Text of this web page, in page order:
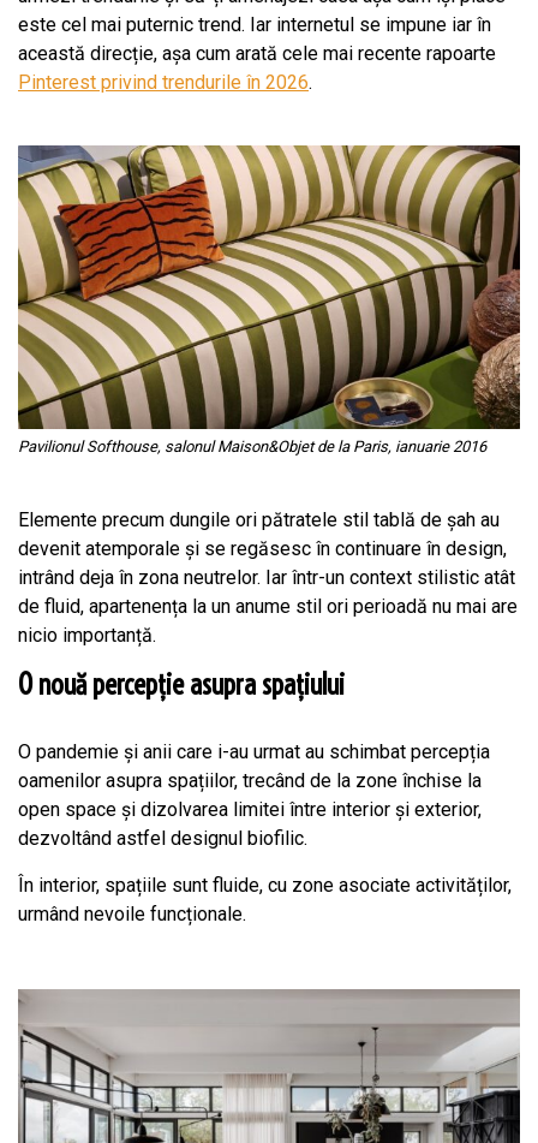
este cel mai puternic trend. Iar internetul se impune iar în
această direcție, așa cum arată cele mai recente rapoarte
Pinterest privind trendurile în 2026.
Pavilionul Softhouse, salonul Maison&Objet de la Paris, ianuarie 2016
Elemente precum dungile ori pătratele stil tablă de șah au
devenit atemporale și se regăsesc în continuare în design,
intrând deja în zona neutrelor. Iar într-un context stilistic atât
de fluid, apartenența la un anume stil ori perioadă nu mai are
nicio importanță.
O nouă percepție asupra spațiului
O pandemie și anii care i-au urmat au schimbat percepția
oamenilor asupra spațiilor, trecând de la zone închise la
open space și dizolvarea limitei între interior și exterior,
dezvoltând astfel designul biofilic.
În interior, spațiile sunt fluide, cu zone asociate activităților,
urmând nevoile funcționale.